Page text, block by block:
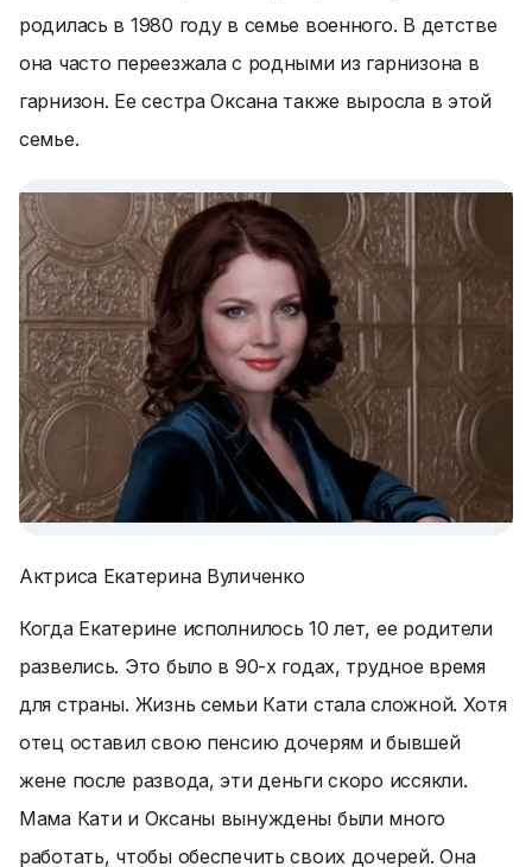
родилась в 1980 году в семье военного. В детстве
она часто переезжала с родными из гарнизона в
гарнизон. Ее сестра Оксана также выросла в этой
семье.
Актриса Екатерина Вуличенко
Когда Екатерине исполнилось 10 лет, ее родители
развелись. Это было в 90-х годах, трудное время
для страны. Жизнь семьи Кати стала сложной. Хотя
отец оставил свою пенсию дочерям и бывшей
жене после развода, эти деньги скоро иссякли.
Мама Кати и Оксаны вынуждены были много
работать, чтобы обеспечить своих дочерей. Она